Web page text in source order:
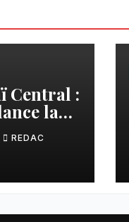
Central :
la
REDAC